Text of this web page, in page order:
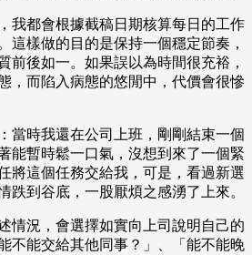
我都會根據截稿日期核算每日的工作
這樣做的目的是保持一個穩定節奏，
前後如一。如果誤以為時間很充裕，
，而陷入病態的悠閒中，代價會很慘
當時我還在公司上班，剛剛結束一個
能暫時鬆一口氣，沒想到來了一個緊
將這個任務交給我，可是，看過新選
跌到谷底，一股厭煩之感湧了上來。
情況，會選擇如實向上司說明自己的
不能交給其他同事？」、「能不能晚